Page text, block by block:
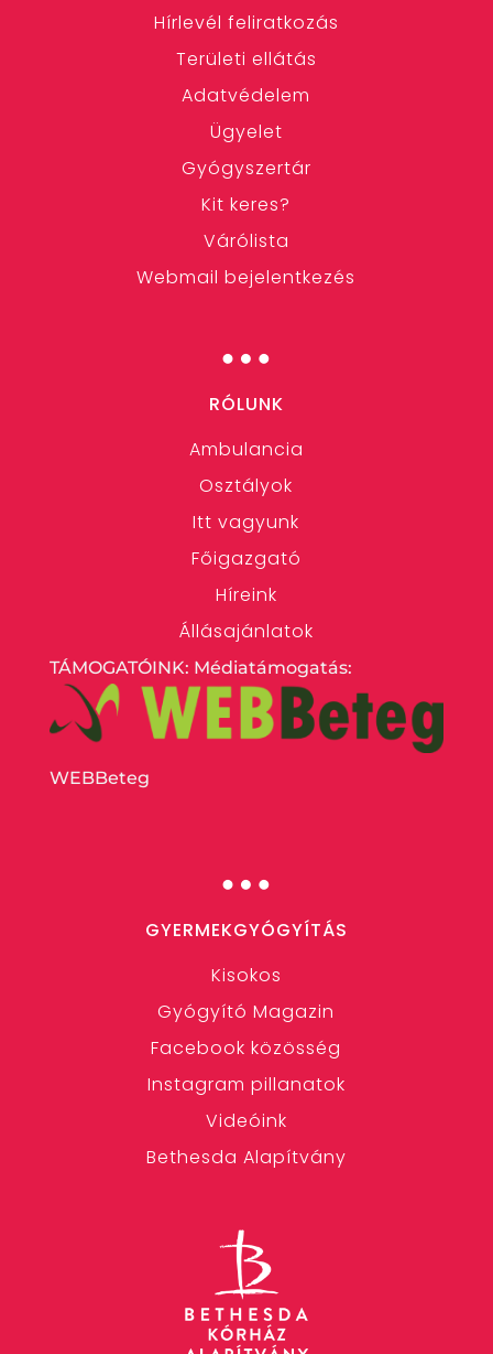
Hírlevél feliratkozás
Területi ellátás
Adatvédelem
Ügyelet
Gyógyszertár
Kit keres?
Várólista
Webmail bejelentkezés
…
RÓLUNK
Ambulancia
Osztályok
Itt vagyunk
Főigazgató
Híreink
Állásajánlatok
TÁMOGATÓINK: Médiatámogatás:
WEBBeteg
…
GYERMEKGYÓGYÍTÁS
Kisokos
Gyógyító Magazin
Facebook közösség
Instagram pillanatok
Videóink
Bethesda Alapítvány